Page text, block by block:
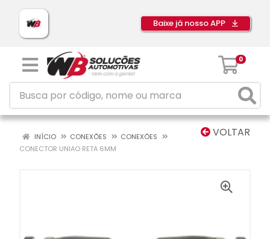
Baixe já nosso APP
0
VOLTAR
INÍCIO CONEXÕES
CONEXÕES
CONECTOR UNIAO RETA 6MM